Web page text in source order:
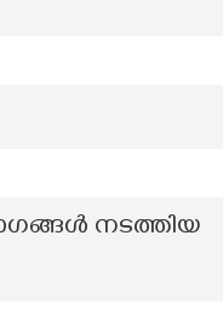
നടത്തിയ